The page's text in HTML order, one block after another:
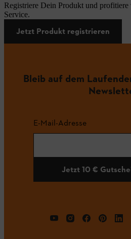
Registriere Dein Produkt und profitiere
Service.
Jetzt Produkt registrieren
Bleib auf dem
E-Mail-Adresse
Jetzt 10 €